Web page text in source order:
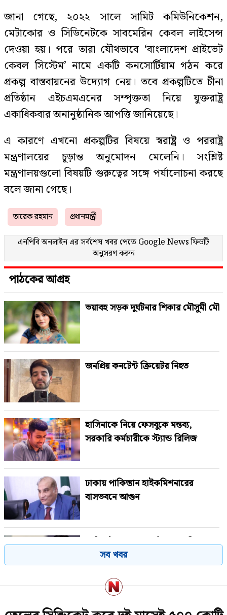
জানা গেছে, ২০২২ সালে সামিট কমিউনিকেশন,
মেটাকোর ও সিডিনেটকে সাবমেরিন কেবল লাইসেন্স
দেওয়া হয়। পরে তারা যৌথভাবে ‘বাংলাদেশ প্রাইভেট
কেবল সিস্টেম’ নামে একটি কনসোর্টিয়াম গঠন করে
প্রকল্প বাস্তবায়নের উদ্যোগ নেয়। তবে প্রকল্পটিতে চীনা
প্রতিষ্ঠান এইচএমএনের সম্পৃক্ততা নিয়ে যুক্তরাষ্ট্র
একাধিকবার অনানুষ্ঠানিক আপত্তি জানিয়েছে।
এ কারণে এখনো প্রকল্পটির বিষয়ে স্বরাষ্ট্র ও পররাষ্ট্র
মন্ত্রণালয়ের চূড়ান্ত অনুমোদন মেলেনি। সংশ্লিষ্ট
মন্ত্রণালয়গুলো বিষয়টি গুরুত্বের সঙ্গে পর্যালোচনা করছে
বলে জানা গেছে।
তারেক রহমান
প্রধানমন্ত্রী
এনপিবি অনলাইন এর সর্বশেষ খবর পেতে Google Newsফিডটি
অনুসরণ করুন
পাঠকের আগ্রহ
ভয়াবহ সড়ক দুর্ঘটনার শিকার মৌসুমী মৌ
জনপ্রিয় কনটেন্ট ক্রিয়েটর নিহত
হাসিনাকে নিয়ে ফেসবুকে মন্তব্য,
সরকারি কর্মচারীকে স্ট্যান্ড রিলিজ
ঢাকায় পাকিস্তান হাইকমিশনারের
বাসভবনে আগুন
সাকিব ইস্যুতে ক্ষমা চাইলেন আসিফ
আকবর
সুখবর পেলেন বিএনপির ৬ নেতা
সব খবর